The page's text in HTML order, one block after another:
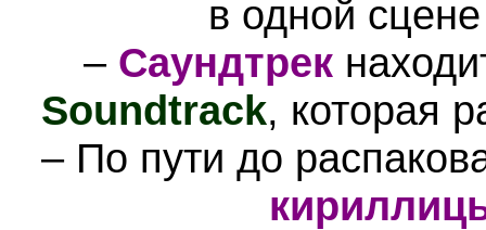
в одной
– Саундтрек
Soundtrack, которая
– По пути до